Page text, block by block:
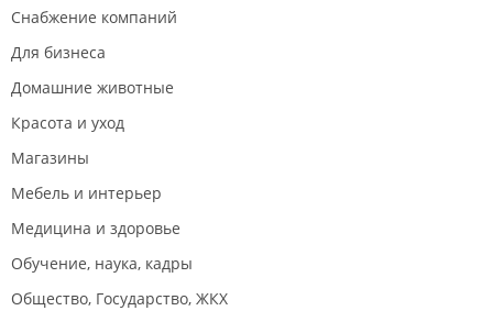
Снабжение компаний
Для бизнеса
Домашние животные
Красота и уход
Магазины
Мебель и интерьер
Медицина и здоровье
Обучение, наука, кадры
Общество, Государство, ЖКХ